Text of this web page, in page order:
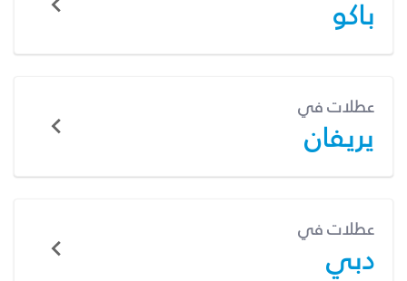
باكو
عطلات في
يريفان
عطلات في
دبي